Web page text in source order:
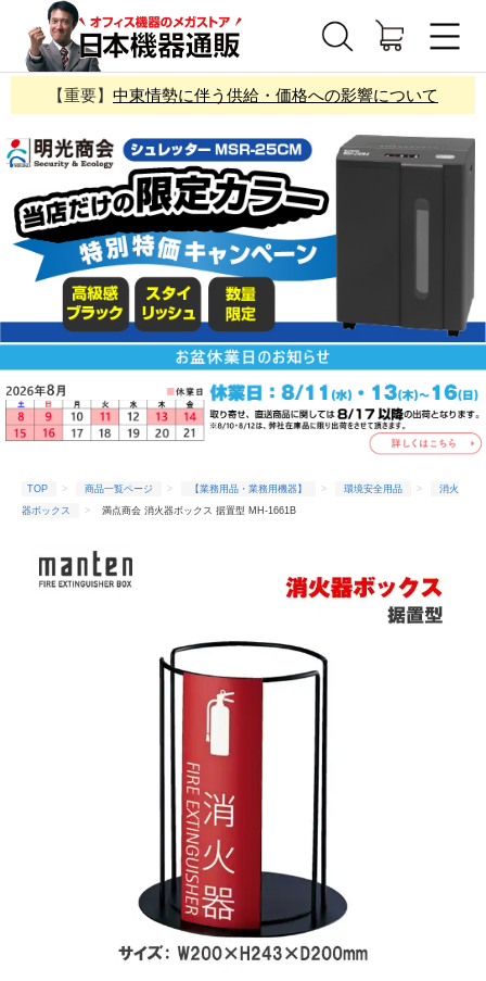
【重要】 中東情勢に伴う供給・価格への影響について
TOP 商品一覧ページ 【業務用品・業務用機器】 環境安全用品
消火
器ボックス
満点商会 消火器ボックス 据置型 MH-1661B